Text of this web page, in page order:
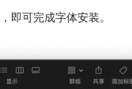
即可完成字体安装。